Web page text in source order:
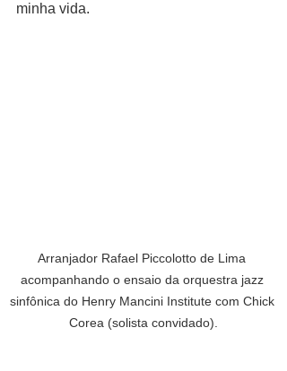
minha vida.
Arranjador Rafael Piccolotto de Lima
acompanhando o ensaio da orquestra jazz
sinfônica do Henry Mancini Institute com Chick
Corea (solista convidado).